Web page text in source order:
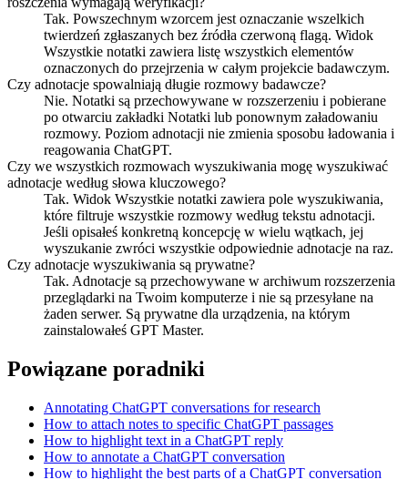
Tak. Powszechnym wzorcem jest oznaczanie wszelkich
twierdzeń zgłaszanych bez źródła czerwoną flagą. Widok
Wszystkie notatki zawiera listę wszystkich elementów
oznaczonych do przejrzenia w całym projekcie badawczym.
Czy adnotacje spowalniają długie rozmowy badawcze?
Nie. Notatki są przechowywane w rozszerzeniu i pobierane
po otwarciu zakładki Notatki lub ponownym załadowaniu
rozmowy. Poziom adnotacji nie zmienia sposobu ładowania i
reagowania ChatGPT.
Czy we wszystkich rozmowach wyszukiwania mogę wyszukiwać
adnotacje według słowa kluczowego?
Tak. Widok Wszystkie notatki zawiera pole wyszukiwania,
które filtruje wszystkie rozmowy według tekstu adnotacji.
Jeśli opisałeś konkretną koncepcję w wielu wątkach, jej
wyszukanie zwróci wszystkie odpowiednie adnotacje na raz.
Czy adnotacje wyszukiwania są prywatne?
Tak. Adnotacje są przechowywane w archiwum rozszerzenia
przeglądarki na Twoim komputerze i nie są przesyłane na
żaden serwer. Są prywatne dla urządzenia, na którym
zainstalowałeś GPT Master.
Powiązane poradniki
Annotating ChatGPT conversations for research
How to attach notes to specific ChatGPT passages
How to highlight text in a ChatGPT reply
How to annotate a ChatGPT conversation
How to highlight the best parts of a ChatGPT conversation